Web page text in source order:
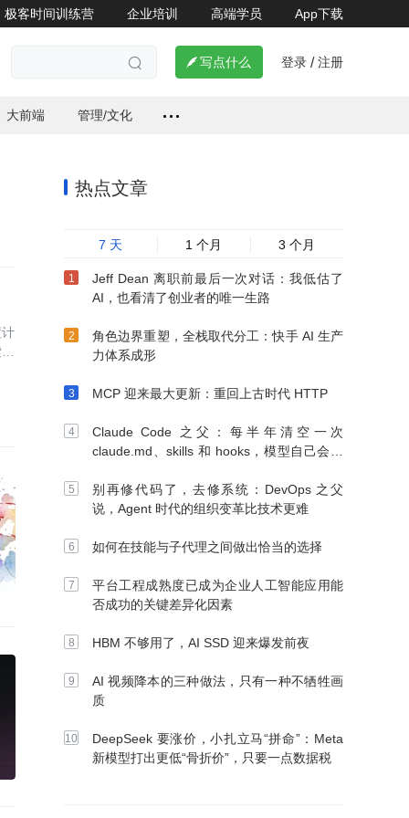
极客时间训练营 企业培训 高端学员 App下载
  写点什么 登录 / 注册
大前端 管理/文化
热点文章
7 天 1 个月 3 个月
Jeff Dean 离职前最后一次对话：我低估了
AI，也看清了创业者的唯一生路
角色边界重塑，全栈取代分工：快手 AI 生产
力体系成形
MCP 迎来最大更新：重回上古时代 HTTP
Claude Code 之父：每半年清空一次
claude.md、skills 和 hooks，模型自己会想
别再修代码了，去修系统：DevOps 之父
说，Agent 时代的组织变革比技术更难
如何在技能与子代理之间做出恰当的选择
平台工程成熟度已成为企业人工智能应用能
否成功的关键差异化因素
HBM 不够用了，AI SSD 迎来爆发前夜
AI 视频降本的三种做法，只有一种不牺牲画
质
DeepSeek 要涨价，小扎立马“拼命”：Meta
新模型打出更低“骨折价”，只要一点数据税